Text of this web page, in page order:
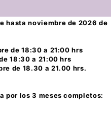
hasta noviembre de 2026 de
de 18:30 a 21:00 hrs
18:30 a 21:00 hrs
de 18.30 a 21.00 hrs.
por los 3 meses completos: